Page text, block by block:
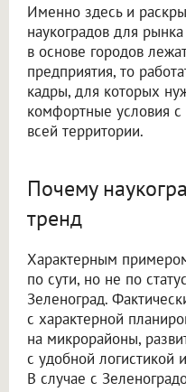
Именно здесь и
наукоградов для
в основе городов
предприятия, то
кадры, для которых
комфортные условия
всей территории.
Почему
тренд
Характерным
по сути, но не по
Зеленоград.
с характерной
на микрорайоны,
с удобной логистикой
В случае с